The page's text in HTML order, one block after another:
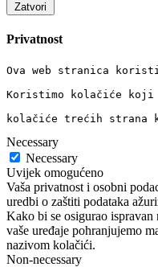
Zatvori
Privatnost
Ova web stranica
Koristimo kolačiće koji
kolačiće trećih strana
Necessary
Necessary
Uvijek omogućeno
Vaša privatnost i osobni
uredbi o zaštiti podataka
Kako bi se osigurao
vaše uređaje pohranjujemo
nazivom kolačići.
Non-necessary